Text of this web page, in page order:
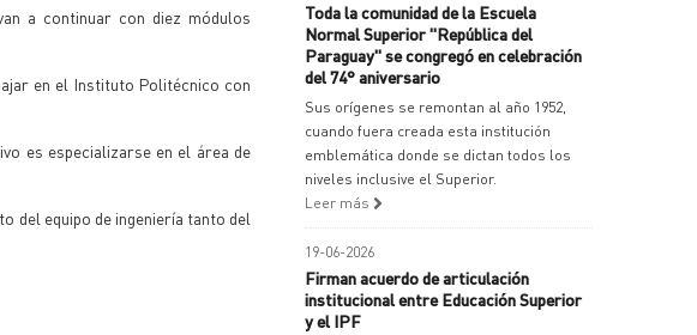
a continuar con diez módulos
en el Instituto Politécnico con
es especializarse en el área de
del equipo de ingeniería tanto del
Toda la comunidad de la Escuela
Normal Superior "República del
Paraguay" se congregó en celebración
del 74° aniversario
Sus orígenes se remontan al año 1952,
cuando fuera creada esta institución
emblemática donde se dictan todos los
niveles inclusive el Superior.
Leer más
19-06-2026
Firman acuerdo de articulación
institucional entre Educación Superior
y el IPF